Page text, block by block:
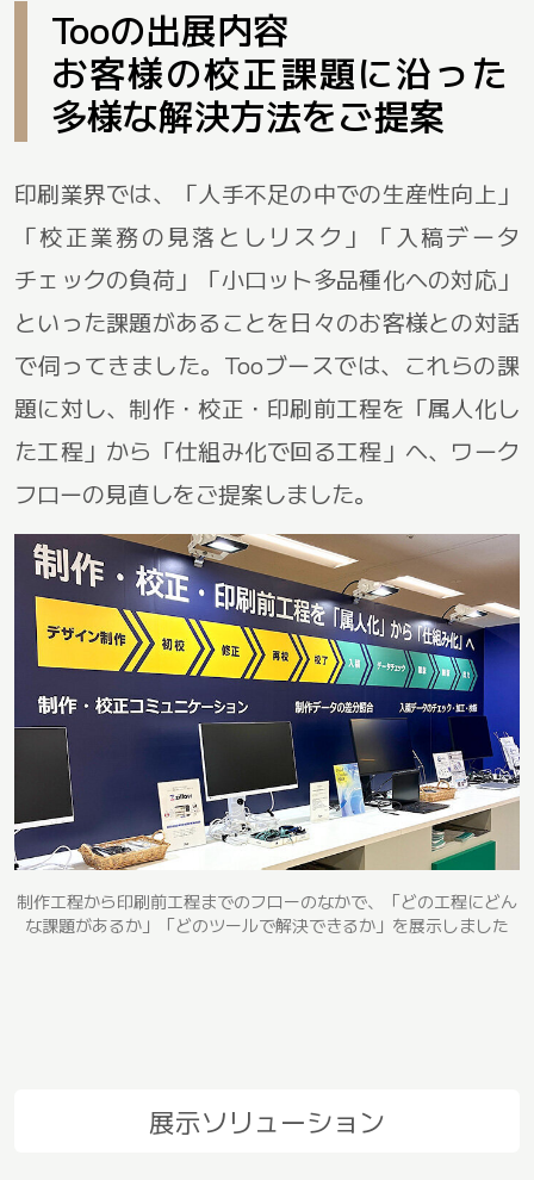
Tooの出展内容
お客様の校正課題に沿った
多様な解決方法をご提案
印刷業界では、「人手不足の中での生産性向上」
「校正業務の見落としリスク」「入稿データ
チェックの負荷」「小ロット多品種化への対応」
といった課題があることを日々のお客様との対話
で伺ってきました。Tooブースでは、これらの課
題に対し、制作・校正・印刷前工程を「属人化し
た工程」から「仕組み化で回る工程」へ、ワーク
フローの見直しをご提案しました。
制作工程から印刷前工程までのフローのなかで、「どの工程にどん
な課題があるか」「どのツールで解決できるか」を展示しました
展示ソリューション